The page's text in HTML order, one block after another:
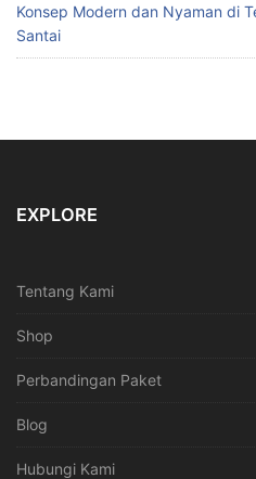
Konsep Modern dan Nyaman di
Santai
EXPLORE
Tentang Kami
Shop
Perbandingan Paket
Blog
Hubungi Kami